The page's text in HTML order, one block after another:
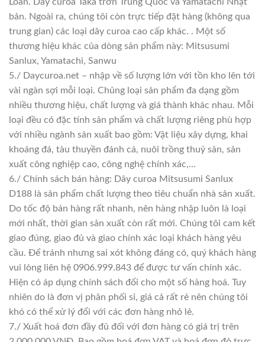
bản. Ngoài ra, chúng tôi còn trực tiếp đặt hàng (không qua
trung gian) các loại dây curoa cao cấp khác. . Một số
thương hiệu khác của dòng sản phẩm này: Mitsusumi
Sanlux, Yamatachi, Sanwu
5./ Daycuroa.net – nhập về số lượng lớn với tồn kho lên tới
vài ngàn sợi mỗi loại. Chủng loại sản phẩm đa dạng gồm
nhiều thương hiệu, chất lượng và giá thành khác nhau. Mỗi
loại đều có đặc tính sản phẩm và chất lượng riêng phù hợp
với nhiều ngành sản xuất bao gồm: Vật liệu xây dựng, khai
khoáng đá, tàu thuyền đánh cá, nuôi trồng thuỷ sản, sản
xuất công nghiệp cao, công nghệ chính xác,…
6./ Chính sách bán hàng: Dây curoa Mitsusumi Sanlux
D188 là sản phẩm chất lượng theo tiêu chuẩn nhà sản xuất.
Do tốc độ bán hàng rất nhanh, nên hàng nhập luôn là loại
mới nhất, thời gian sản xuất còn rất mới. Chúng tôi cam kết
giao đúng, giao đủ và giao chính xác loại khách hàng yêu
cầu. Để tránh nhưng sai xót không đáng có, quý khách hàng
vui lòng liên hệ 0906.999.843 để được tư vấn chính xác.
Hiện có áp dụng chính sách đổi cho một số hàng hoá. Tuy
nhiên do là đơn vị phân phối sỉ, giá cả rất rẻ nên chúng tôi
khó có thể xử lý đổi với các đơn hàng nhỏ lẻ.
7./ Xuất hoá đơn đầy đủ đối với đơn hàng có giá trị trên